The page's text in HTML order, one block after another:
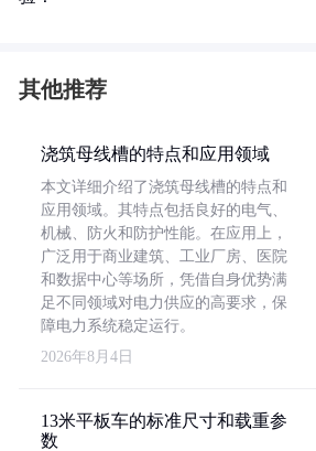
其他推荐
浇筑母线槽的特点和应用领域
本文详细介绍了浇筑母线槽的特点和
应用领域。其特点包括良好的电气、
机械、防火和防护性能。在应用上，
广泛用于商业建筑、工业厂房、医院
和数据中心等场所，凭借自身优势满
足不同领域对电力供应的高要求，保
障电力系统稳定运行。
2026年8月4日
13米平板车的标准尺寸和载重参
数